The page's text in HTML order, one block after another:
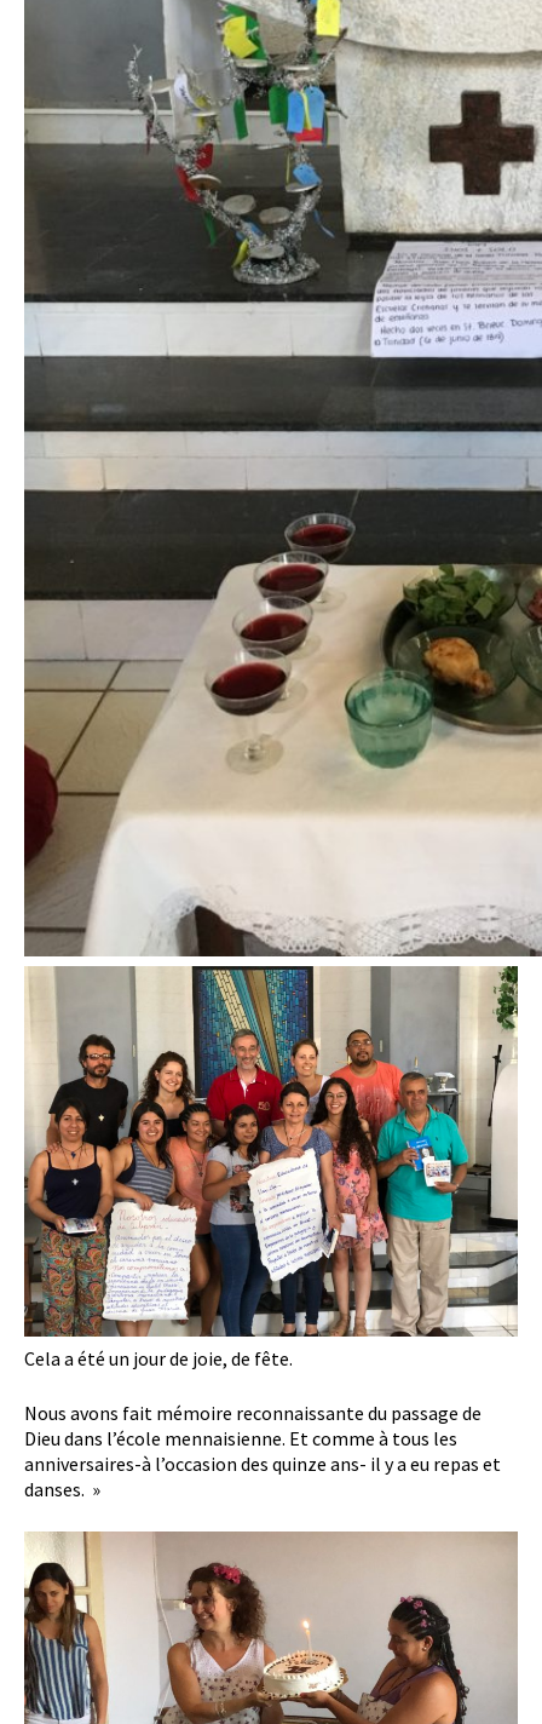
Cela a été un jour de joie, de fête.
Nous avons fait mémoire reconnaissante du passage de
Dieu dans l’école mennaisienne. Et comme à tous les
anniversaires-à l’occasion des quinze ans- il y a eu repas et
danses. »